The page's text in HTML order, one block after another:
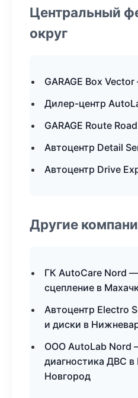
Центральный
округ
GARAGE Box
Дилер-центр
GARAGE Route
Автоцентр Detail
Автоцентр Drive
Другие
ГК AutoCare Nord
сцепление в
Автоцентр Electro
и диски в
ООО AutoLab Nord
диагностика ДВС в
Новгород